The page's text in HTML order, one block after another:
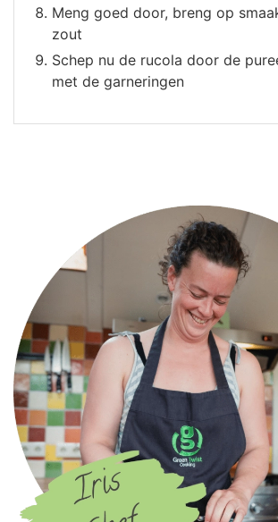
Meng goed door, breng op
zout
Schep nu de rucola door de
met de garneringen